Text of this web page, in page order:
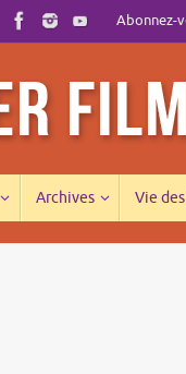
Abonnez-
Archives Vie